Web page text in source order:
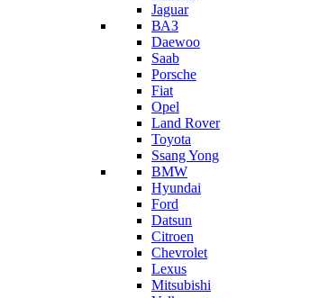
Jaguar
ВАЗ
Daewoo
Saab
Porsche
Fiat
Opel
Land Rover
Toyota
Ssang Yong
BMW
Hyundai
Ford
Datsun
Citroen
Chevrolet
Lexus
Mitsubishi